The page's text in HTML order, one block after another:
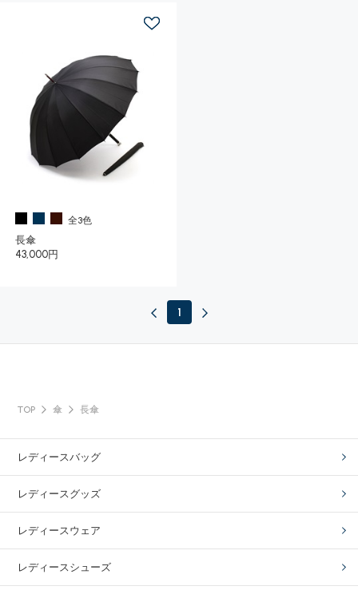
全3色
長傘
43,000円
1
TOP 傘 長傘
レディースバッグ
レディースグッズ
レディースウェア
レディースシューズ